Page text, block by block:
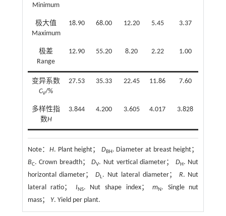
Minimum
极大值
Maximum
18.90 68.00 12.20 5.45 3.37
极差
Range
12.90 55.20 8.20 2.22 1.00
变异系数
CV/%
27.53 35.33 22.45 11.86 7.60
多样性指
数H
3.844 4.200 3.605 4.017 3.828
Note： H. Plant height； DBH . Diameter at breast height；
BC. Crown breadth；DV. Nut vertical diameter； DH . Nut
horizontal diameter；DL. Nut lateral diameter； R. Nut
lateral ratio； INS. Nut shape index；mN. Single nut
mass； Y. Yield per plant.